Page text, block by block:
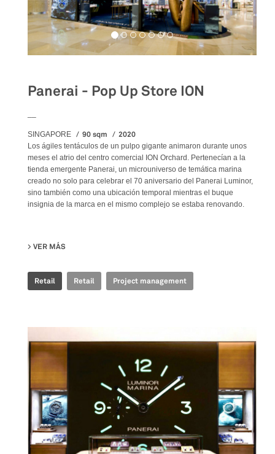
Panerai - Pop Up Store ION
SINGAPORE 90 sqm 2020
Los ágiles tentáculos de un pulpo gigante animaron durante unos
meses el atrio del centro comercial ION Orchard. Pertenecían a la
tienda emergente Panerai, un microuniverso de temática marina
creado no solo para celebrar el 70 aniversario del Panerai Luminor,
sino también como una ubicación temporal mientras el buque
insignia de la marca en el mismo complejo se estaba renovando.
VER MÁS
Retail Retail Project management